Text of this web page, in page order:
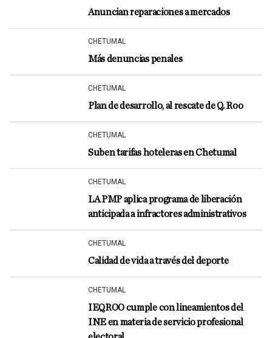
Anuncian reparaciones a mercados
CHETUMAL
Más denuncias penales
CHETUMAL
Plan de desarrollo, al rescate de Q. Roo
CHETUMAL
Suben tarifas hoteleras en Chetumal
CHETUMAL
LA PMP aplica programa de liberación
anticipada a infractores administrativos
CHETUMAL
Calidad de vida a través del deporte
CHETUMAL
IEQROO cumple con lineamientos del
INE en materia de servicio profesional